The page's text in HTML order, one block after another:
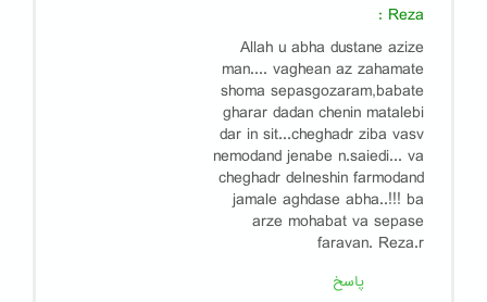
Reza
:
Allah u abha dustane azize
man.... vaghean az zahamate
shoma sepasgozaram,babate
gharar dadan chenin matalebi
dar in sit...cheghadr ziba vasv
nemodand jenabe n.saiedi... va
cheghadr delneshin farmodand
jamale aghdase abha..!!! ba
arze mohabat va sepase
faravan. Reza.r
پاسخ